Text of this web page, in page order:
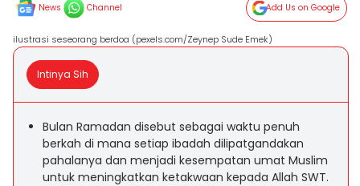
News Channel Add Us on Google
ilustrasi seseorang berdoa (pexels.com/Zeynep Sude Emek)
Intinya Sih
Bulan Ramadan disebut sebagai waktu penuh
berkah di mana setiap ibadah dilipatgandakan
pahalanya dan menjadi kesempatan umat Muslim
untuk meningkatkan ketakwaan kepada Allah SWT.